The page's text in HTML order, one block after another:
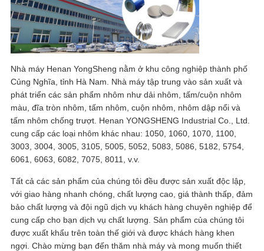
Nhà máy Henan YongSheng nằm ở khu công nghiệp thành phố
Củng Nghĩa, tỉnh Hà Nam. Nhà máy tập trung vào sản xuất và
phát triển các sản phẩm nhôm như dải nhôm, tấm/cuộn nhôm
màu, đĩa tròn nhôm, tấm nhôm, cuộn nhôm, nhôm dập nổi và
tấm nhôm chống trượt. Henan YONGSHENG Industrial Co., Ltd.
cung cấp các loại nhôm khác nhau: 1050, 1060, 1070, 1100,
3003, 3004, 3005, 3105, 5005, 5052, 5083, 5086, 5182, 5754,
6061, 6063, 6082, 7075, 8011, v.v.
Tất cả các sản phẩm của chúng tôi đều được sản xuất độc lập,
với giao hàng nhanh chóng, chất lượng cao, giá thành thấp, đảm
bảo chất lượng và đội ngũ dịch vụ khách hàng chuyên nghiệp để
cung cấp cho bạn dịch vụ chất lượng. Sản phẩm của chúng tôi
được xuất khẩu trên toàn thế giới và được khách hàng khen
ngợi. Chào mừng bạn đến thăm nhà máy và mong muốn thiết